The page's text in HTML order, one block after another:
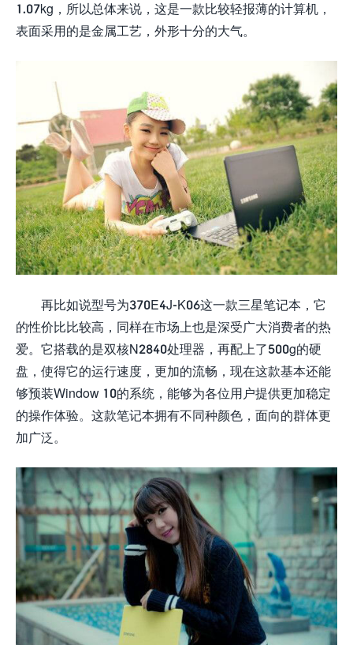
1.07kg，所以总体来说，这是一款比较轻报薄的计算机，
表面采用的是金属工艺，外形十分的大气。
再比如说型号为370E4J-K06这一款三星笔记本，它
的性价比比较高，同样在市场上也是深受广大消费者的热
爱。它搭载的是双核N2840处理器，再配上了500g的硬
盘，使得它的运行速度，更加的流畅，现在这款基本还能
够预装Window 10的系统，能够为各位用户提供更加稳定
的操作体验。这款笔记本拥有不同种颜色，面向的群体更
加广泛。